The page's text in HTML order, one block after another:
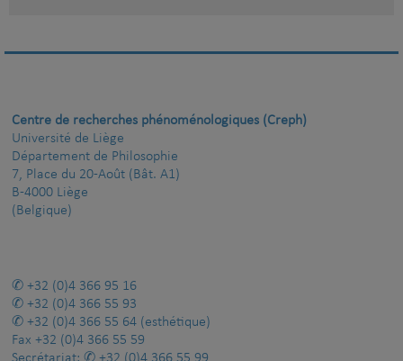
Centre de recherches phénoménologiques (Creph)
Université de Liège
Département de Philosophie
7, Place du 20-Août (Bât. A1)
B-4000 Liège
(Belgique)
+32 (0)4 366 95 16
+32 (0)4 366 55 93
+32 (0)4 366 55 64 (esthétique)
Fax +32 (0)4 366 55 59